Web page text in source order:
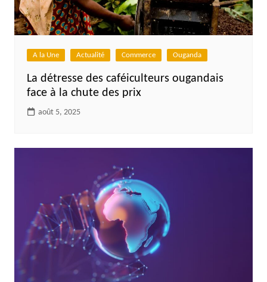
A la Une Actualité Commerce Ouganda
La détresse des caféiculteurs ougandais
face à la chute des prix
août 5, 2025